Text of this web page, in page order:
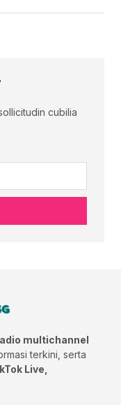
cubilia
multichannel
terkini, serta
Live,